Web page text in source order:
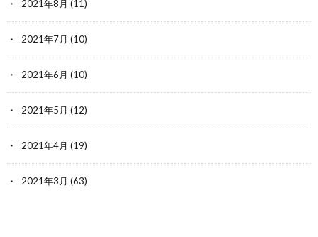
2021年8月 (11)
2021年7月 (10)
2021年6月 (10)
2021年5月 (12)
2021年4月 (19)
2021年3月 (63)